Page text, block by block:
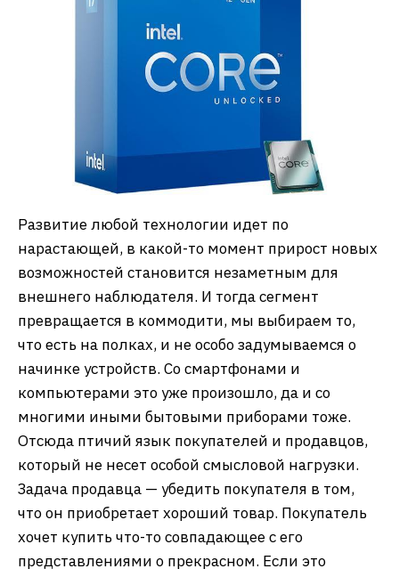
Развитие любой технологии идет по
нарастающей, в какой-то момент прирост новых
возможностей становится незаметным для
внешнего наблюдателя. И тогда сегмент
превращается в коммодити, мы выбираем то,
что есть на полках, и не особо задумываемся о
начинке устройств. Со смартфонами и
компьютерами это уже произошло, да и со
многими иными бытовыми приборами тоже.
Отсюда птичий язык покупателей и продавцов,
который не несет особой смысловой нагрузки.
Задача продавца — убедить покупателя в том,
что он приобретает хороший товар. Покупатель
хочет купить что-то совпадающее с его
представлениями о прекрасном. Если это